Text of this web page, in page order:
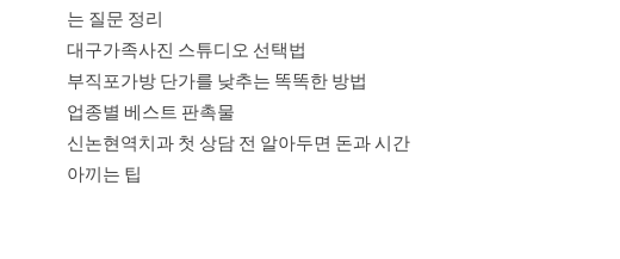
는 질문 정리
대구가족사진 스튜디오 선택법
부직포가방 단가를 낮추는 똑똑한 방법
업종별 베스트 판촉물
신논현역치과 첫 상담 전 알아두면 돈과 시간
아끼는 팁